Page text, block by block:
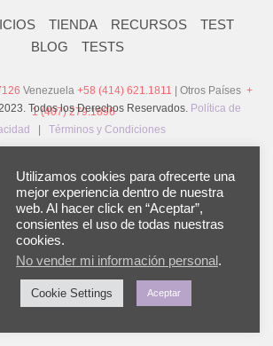
TIENDA RECURSOS
TEST
BLOG
TESTS
Venezuela +58 (414) 621.1811 | Otros Países +
1 (407) 279.1896
Todos los Derechos Reservados. Política de
Términos y Condiciones
Utilizamos cookies para ofrecerte una
mejor experiencia dentro de nuestra
web. Al hacer click en “Aceptar”,
consientes el uso de todas nuestras
cookies.
No vender mi información personal .
Cookie Settings Aceptar